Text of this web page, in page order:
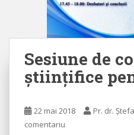
Sesiune de
științifice
22 mai 2018 Pr. dr.
comentariu